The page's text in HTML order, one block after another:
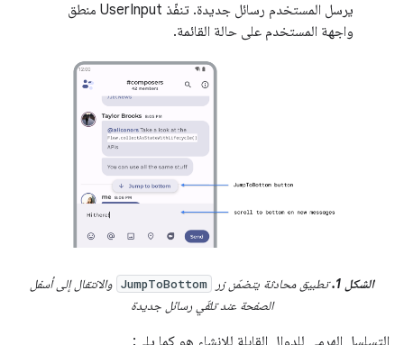
يرسل المستخدم رسائل جديدة. تنفّذ UserInput منطق
واجهة المستخدم على حالة القائمة.
الشكل 1. تطبيق محادثة يتضمّن زر JumpToBottom والانتقال إلى أسفل
الصفحة عند تلقّي رسائل جديدة
التسلسل الهرمي للدوال القابلة للإنشاء هو كما يلي: